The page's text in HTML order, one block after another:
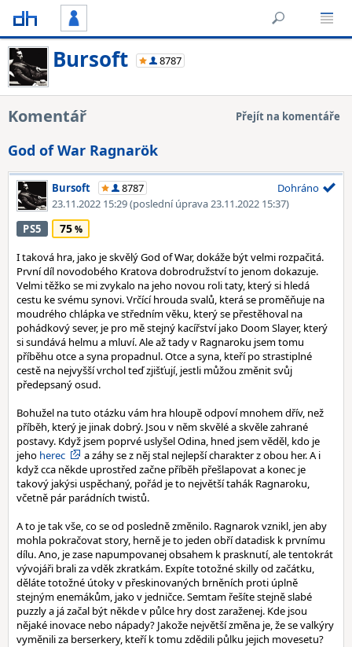
Bursoft 8787
Komentář Přejít na komentáře
God of War Ragnarök
Bursoft
8787
23.11.2022 15:29(poslední úprava 23.11.2022 15:37)
Dohráno
PS5 75
I taková hra, jako je skvělý God of War, dokáže být velmi rozpačitá.
První díl novodobého Kratova dobrodružství to jenom dokazuje.
Velmi těžko se mi zvykalo na jeho novou roli taty, který si hledá
cestu ke svému synovi. Vrčící hrouda svalů, která se proměňuje na
moudrého chlápka ve středním věku, který se přestěhoval na
pohádkový sever, je pro mě stejný kacířství jako Doom Slayer, který
si sundává helmu a mluví. Ale až tady v Ragnaroku jsem tomu
příběhu otce a syna propadnul. Otce a syna, kteří po strastiplné
cestě na nejvyšší vrchol teď zjišťují, jestli můžou změnit svůj
předepsaný osud.
Bohužel na tuto otázku vám hra hloupě odpoví mnohem dřív, než
příběh, který je jinak dobrý. Jsou v něm skvělé a skvěle zahrané
postavy. Když jsem poprvé uslyšel Odina, hned jsem věděl, kdo je
jeho herec
a záhy se z něj stal nejlepší charakter z obou her. A i
když cca někde uprostřed začne příběh přešlapovat a konec je
takový jakýsi uspěchaný, pořád je to největší tahák Ragnaroku,
včetně pár parádních twistů.
A to je tak vše, co se od posledně změnilo. Ragnarok vznikl, jen aby
mohla pokračovat story, herně je to jeden obří datadisk k prvnímu
dílu. Ano, je zase napumpovanej obsahem k prasknutí, ale tentokrát
vývojáři brali za vděk zkratkám. Expíte totožné skilly od začátku,
děláte totožné útoky v přeskinovaných brněních proti úplně
stejným enemákům, jako v jedničce. Semtam řešíte stejně slabé
puzzly a já začal být někde v půlce hry dost zaraženej. Kde jsou
nějaké inovace nebo nápady? Jakože největší změna je, že se valkýry
vyměnili za berserkery, kteří k tomu zdědili půlku jejich movesetu?